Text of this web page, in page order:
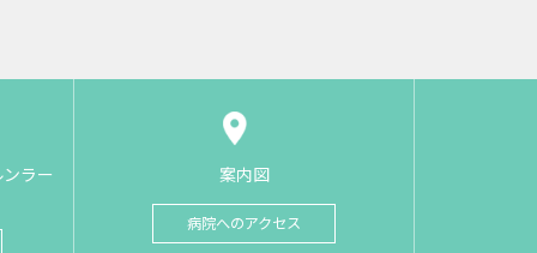
ラー 案内図
病院へのアクセス